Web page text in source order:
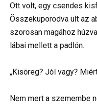
Ott volt, egy csendes
Összekuporodva ült az
szorosan magához
lábai mellett a padlón.
„Kisöreg? Jól vagy?
Nem mert a szemembe